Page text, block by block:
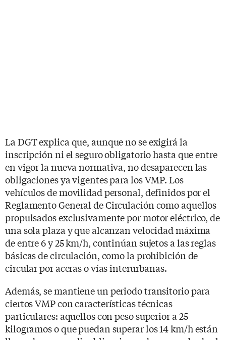
La DGT explica que, aunque no se exigirá la
inscripción ni el seguro obligatorio hasta que entre
en vigor la nueva normativa, no desaparecen las
obligaciones ya vigentes para los VMP. Los
vehículos de movilidad personal, definidos por el
Reglamento General de Circulación como aquellos
propulsados exclusivamente por motor eléctrico, de
una sola plaza y que alcanzan velocidad máxima
de entre 6 y 25 km/h, continúan sujetos a las reglas
básicas de circulación, como la prohibición de
circular por aceras o vías interurbanas.
Además, se mantiene un periodo transitorio para
ciertos VMP con características técnicas
particulares: aquellos con peso superior a 25
kilogramos o que puedan superar los 14 km/h están